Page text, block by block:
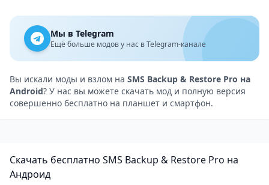
Передача данных между телефонами. Быстрое
восстановление или перенос данных на другое
устройство через Wi-Fi делает переход на новый
телефон простым и удобным.
Настройка резервных копий. Пользователь может
выбирать, какие разговоры или журналы включать
устройстве, удаляя старые записи.
Преимущества Pro-версии
Мы в Telegram
Ещё больше модов у нас в Telegram-канале
Вы искали моды и взлом на SMS Backup & Restore Pro на
Android? У нас вы можете скачать мод и полную версия
совершенно бесплатно на планшет и смартфон.
Скачать бесплатно SMS Backup & Restore Pro на
Андроид